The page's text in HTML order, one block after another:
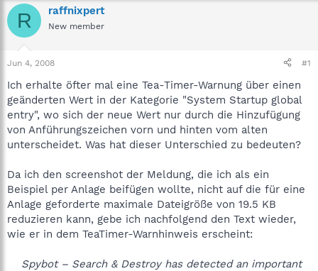
r
e
a
t
a
r
t
e
r
a
r
t
e
R raffnixpert
New member
Jun 4, 2008 #1
Ich erhalte öfter mal eine Tea-Timer-Warnung über einen
geänderten Wert in der Kategorie "System Startup global
entry", wo sich der neue Wert nur durch die Hinzufügung
von Anführungszeichen vorn und hinten vom alten
unterscheidet. Was hat dieser Unterschied zu bedeuten?
Da ich den screenshot der Meldung, die ich als ein
Beispiel per Anlage beifügen wollte, nicht auf die für eine
Anlage geforderte maximale Dateigröße von 19.5 KB
reduzieren kann, gebe ich nachfolgend den Text wieder,
wie er in dem TeaTimer-Warnhinweis erscheint:
Spybot – Search & Destroy has detected an important